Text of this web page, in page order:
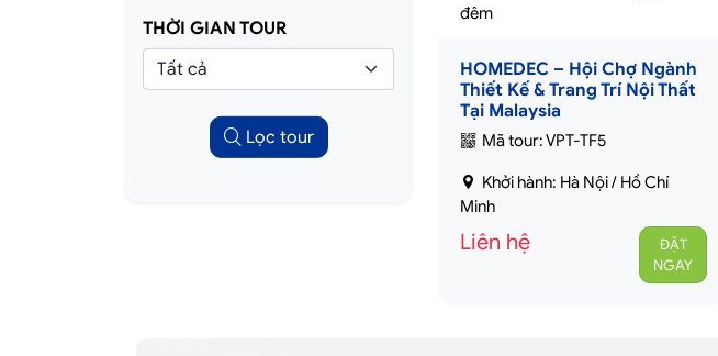
THỜI GIAN TOUR
Lọc tour
đêm
HOMEDEC – Hội Chợ Ngành
Thiết Kế & Trang Trí Nội Thất
Tại Malaysia
Mã tour: VPT-TF5
Khởi hành: Hà Nội / Hồ Chí
Minh
Liên hệ
ĐẶT
NGAY